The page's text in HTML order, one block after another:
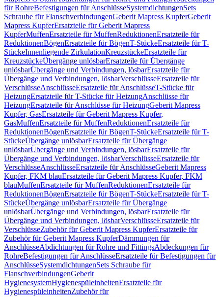
für RohreBefestigungen für AnschlüsseSystemdichtungenSets
Schraube für FlanschverbindungenGeberit Mapress KupferGeberit
Mapress KupferErsatzteile für Geberit Mapress
KupferMuffenErsatzteile für MuffenReduktionenErsatzteile für
ReduktionenBögenErsatzteile für BögenT-StückeErsatzteile für T-
StückeInnenliegende ZirkulationKreuzstückeErsatzteile für
KreuzstückeÜbergänge unlösbarErsatzteile für Übergänge
unlösbarÜbergänge und Verbindungen, lösbarErsatzteile für
Übergänge und Verbindungen, lösbarVerschlüsseErsatzteile für
VerschlüsseAnschlüsseErsatzteile für AnschlüsseT-Stücke für
HeizungErsatzteile für T-Stücke für HeizungAnschlüsse für
HeizungErsatzteile für Anschlüsse für HeizungGeberit Mapress
Kupfer, GasErsatzteile für Geberit Mapress Kupfer,
GasMuffenErsatzteile für MuffenReduktionenErsatzteile für
ReduktionenBögenErsatzteile für BögenT-StückeErsatzteile für T-
StückeÜbergänge unlösbarErsatzteile für Übergänge
unlösbarÜbergänge und Verbindungen, lösbarErsatzteile für
Übergänge und Verbindungen, lösbarVerschlüsseErsatzteile für
VerschlüsseAnschlüsseErsatzteile für AnschlüsseGeberit Mapress
Kupfer, FKM blauErsatzteile für Geberit Mapress Kupfer, FKM
blauMuffenErsatzteile für MuffenReduktionenErsatzteile für
ReduktionenBögenErsatzteile für BögenT-StückeErsatzteile für T-
StückeÜbergänge unlösbarErsatzteile für Übergänge
unlösbarÜbergänge und Verbindungen, lösbarErsatzteile für
Übergänge und Verbindungen, lösbarVerschlüsseErsatzteile für
VerschlüsseZubehör für Geberit Mapress KupferErsatzteile für
Zubehör für Geberit Mapress KupferDämmungen für
AnschlüsseAbdichtungen für Rohre und FittingsAbdeckungen für
RohreBefestigungen für AnschlüsseErsatzteile für Befestigungen für
AnschlüsseSystemdichtungenSets Schraube für
FlanschverbindungenGeberit
HygienesystemHygienespüleinheitenErsatzteile für
HygienespüleinheitenZubehör für